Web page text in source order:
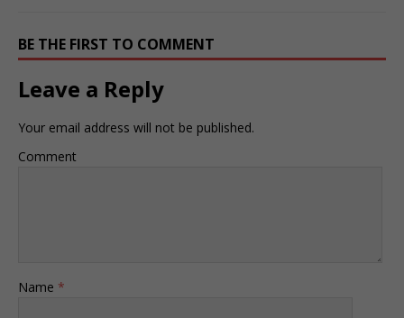
BE THE FIRST TO COMMENT
Leave a Reply
Your email address will not be published.
Comment
Name *